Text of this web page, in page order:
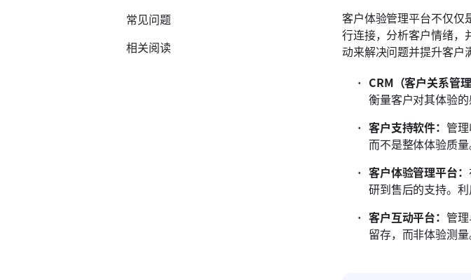
客户体验管理平台不仅仅
行连接，分析客户情绪，
动来解决问题并提升客户
CRM（客户关系管理
衡量客户对其体验的
客户支持软件： 管
而不是整体体验质量
客户体验管理平台：
研到售后的支持。
客户互动平台： 管
留存，而非体验测量
常见问题
相关阅读